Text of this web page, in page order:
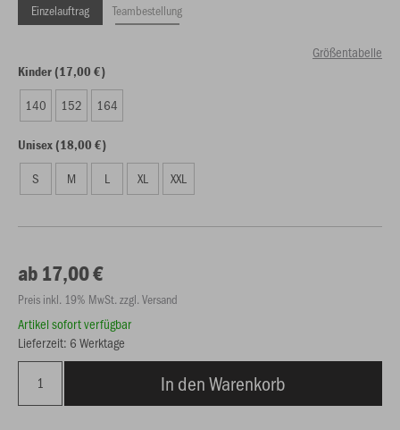
Einzelauftrag Teambestellung
Größentabelle
Kinder (17,00 €)
140 152 164
Unisex (18,00 €)
S M L XL XXL
ab 17,00 €
Preis inkl. 19% MwSt. zzgl. Versand
Artikel sofort verfügbar
Lieferzeit: 6 Werktage
In den Warenkorb